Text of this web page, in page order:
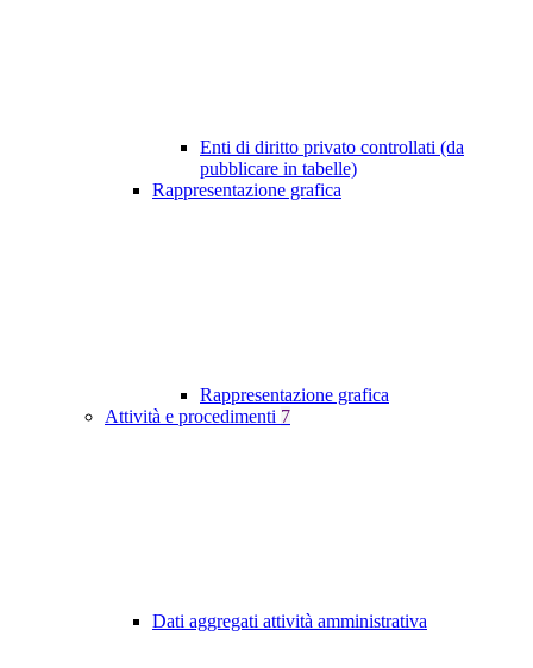
Enti di diritto privato controllati (da
pubblicare in tabelle)
Rappresentazione grafica
Rappresentazione grafica
Attività e procedimenti 7
Dati aggregati attività amministrativa